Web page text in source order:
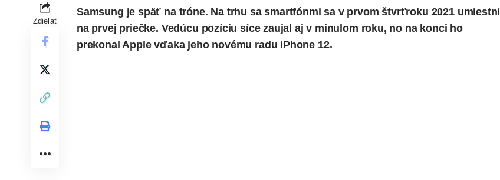
Zdieľať
Samsung je späť na tróne. Na trhu sa smartfónmi sa v prvom štvrťroku 2021 umiestnil
na prvej priečke. Vedúcu pozíciu síce zaujal aj v minulom roku, no na konci ho
prekonalApplevďaka jeho novému radu iPhone 12.